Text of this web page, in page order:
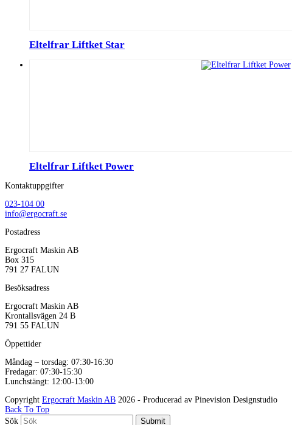
Eltelfrar Liftket Star
Eltelfrar Liftket Power
Kontaktuppgifter
023-104 00
info@ergocraft.se
Postadress
Ergocraft Maskin AB
Box 315
791 27 FALUN
Besöksadress
Ergocraft Maskin AB
Krontallsvägen 24 B
791 55 FALUN
Öppettider
Måndag – torsdag: 07:30-16:30
Fredagar: 07:30-15:30
Lunchstängt: 12:00-13:00
Copyright Ergocraft Maskin AB 2026 - Producerad av Pinevision Designstudio
Back To Top
Sök
Submit